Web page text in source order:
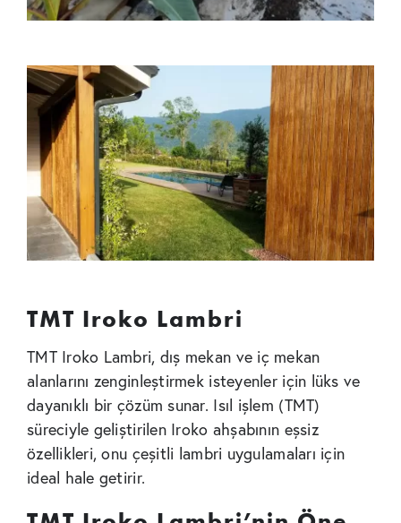
TMT Iroko Lambri
TMT Iroko Lambri, dış mekan ve iç mekan
alanlarını zenginleştirmek isteyenler için lüks ve
dayanıklı bir çözüm sunar. Isıl işlem (TMT)
süreciyle geliştirilen Iroko ahşabının eşsiz
özellikleri, onu çeşitli lambri uygulamaları için
ideal hale getirir.